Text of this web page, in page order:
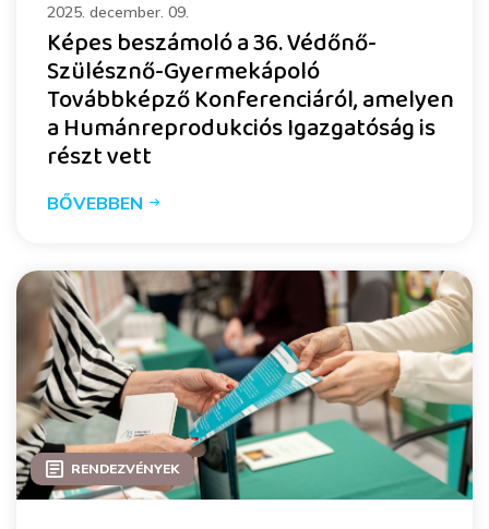
2025. december. 09.
Képes beszámoló a 36. Védőnő-
Szülésznő-Gyermekápoló
Továbbképző Konferenciáról, amelyen
a Humánreprodukciós Igazgatóság is
részt vett
BŐVEBBEN
RENDEZVÉNYEK